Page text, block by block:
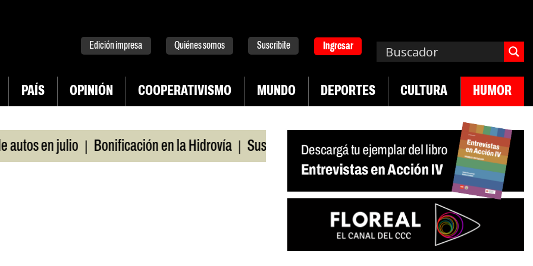
Edición impresa Quiénes somos Suscribite Ingresar
PAÍS OPINIÓN COOPERATIVISMO MUNDO DEPORTES CULTURA HUMOR
en julio | Bonificación en la Hidrovía | Suspenden desregulación del practicaje | Denuncias por